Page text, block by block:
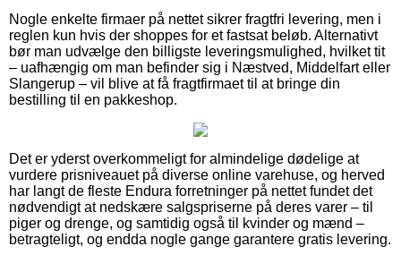
Nogle enkelte firmaer på nettet sikrer fragtfri levering, men i
reglen kun hvis der shoppes for et fastsat beløb. Alternativt
bør man udvælge den billigste leveringsmulighed, hvilket tit
– uafhængig om man befinder sig i Næstved, Middelfart eller
Slangerup – vil blive at få fragtfirmaet til at bringe din
bestilling til en pakkeshop.
Det er yderst overkommeligt for almindelige dødelige at
vurdere prisniveauet på diverse online varehuse, og herved
har langt de fleste Endura forretninger på nettet fundet det
nødvendigt at nedskære salgspriserne på deres varer – til
piger og drenge, og samtidig også til kvinder og mænd –
betragteligt, og endda nogle gange garantere gratis levering.